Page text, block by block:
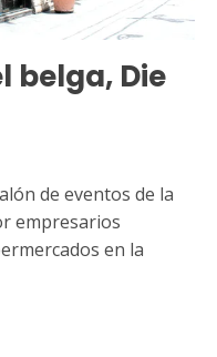
belga, Die
de eventos de la
empresarios
en la